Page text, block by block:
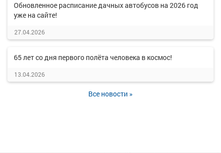
Обновленное расписание дачных автобусов на 2026 год
уже на сайте!
27.04.2026
65 лет со дня первого полёта человека в космос!
13.04.2026
Все новости »